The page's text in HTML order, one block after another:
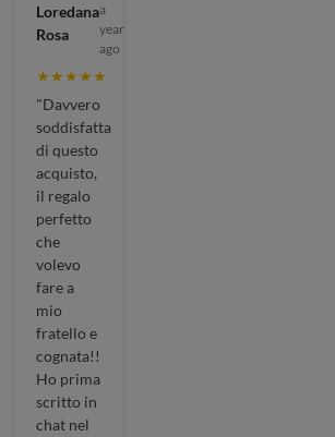
Loredana
Rosa
a
year
ago
★★★★★
"Davvero
soddisfatta
di questo
acquisto,
il regalo
perfetto
che
volevo
fare a
mio
fratello e
cognata!!
Ho prima
scritto in
chat nel